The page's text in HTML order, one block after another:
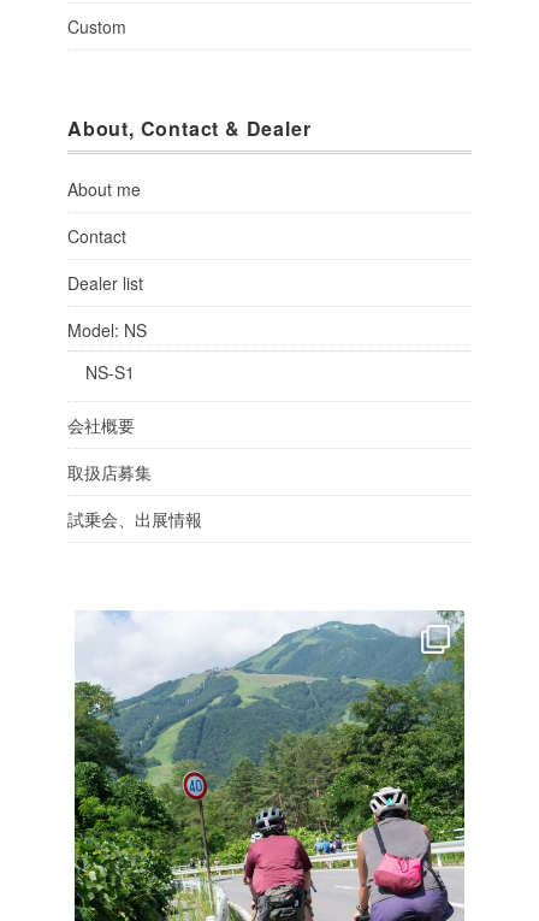
Custom
About, Contact & Dealer
About me
Contact
Dealer list
Model: NS
NS-S1
会社概要
取扱店募集
試乗会、出展情報